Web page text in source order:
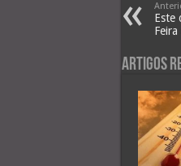
Este
Artigos